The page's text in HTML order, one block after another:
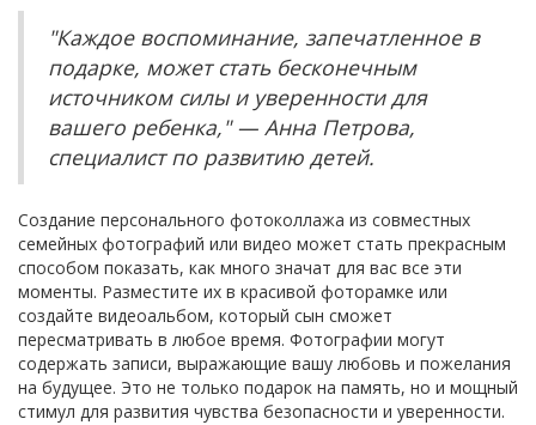
"Каждое воспоминание, запечатленное в
подарке, может стать бесконечным
источником силы и уверенности для
вашего ребенка," — Анна Петрова,
специалист по развитию детей.
Создание персонального фотоколлажа из совместных
семейных фотографий или видео может стать прекрасным
способом показать, как много значат для вас все эти
моменты. Разместите их в красивой фоторамке или
создайте видеоальбом, который сын сможет
пересматривать в любое время. Фотографии могут
содержать записи, выражающие вашу любовь и пожелания
на будущее. Это не только подарок на память, но и мощный
стимул для развития чувства безопасности и уверенности.